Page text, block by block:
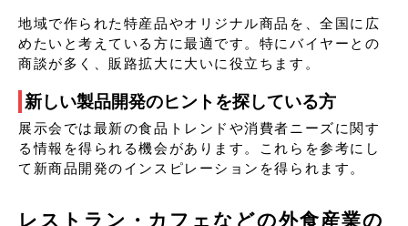
地域で作られた特産品やオリジナル商品を、全国に広
めたいと考えている方に最適です。特にバイヤーとの
商談が多く、販路拡大に大いに役立ちます。
新しい製品開発のヒントを探している方
展示会では最新の食品トレンドや消費者ニーズに関す
る情報を得られる機会があります。これらを参考にし
て新商品開発のインスピレーションを得られます。
レストラン・カフェなどの外食産業の